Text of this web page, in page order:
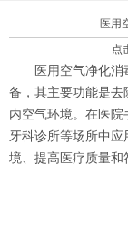
医用
点
医用空气净化消毒
备，其主要功能是去
内空气环境。在医
牙科诊所等场所中
境、提高医疗质量和